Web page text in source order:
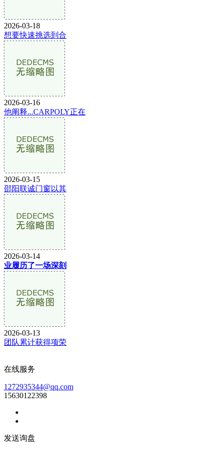
2026-03-18
想要快速挑选到合
2026-03-16
他阐释...CARPOLY正在
2026-03-15
邵阳联诚门窗以其
2026-03-14
业履历了一场深刻
2026-03-13
团队累计获得项荣
在线服务
1272935344@qq.com
15630122398
发送询盘